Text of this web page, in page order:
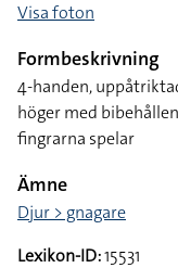
Visa foton
Formbeskrivning
4-handen,
höger med
fingrarna spelar
Ämne
Djur > gnagare
Lexikon-ID:15531